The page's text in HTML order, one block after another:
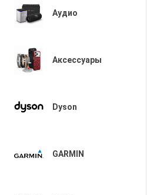
Аудио
Аксессуары
Dyson
GARMIN